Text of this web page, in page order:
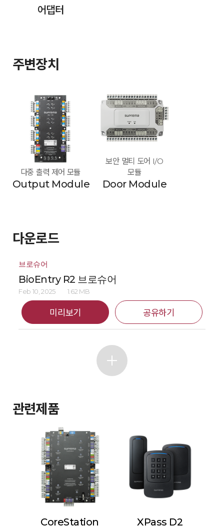
어댑터
주변장치
다중 출력 제어 모듈
Output Module
보안 멀티 도어 I/O
모듈
Door Module
다운로드
브로슈어
BioEntry R2 브로슈어
Feb 10, 2025 1.62 MB
미리보기 공유하기
관련제품
CoreStation XPass D2